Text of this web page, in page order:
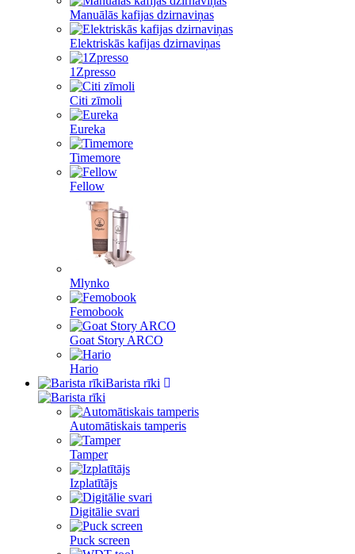
Manuālās kafijas dzirnaviņas
Elektriskās kafijas dzirnaviņas
1Zpresso
Citi zīmoli
Eureka
Timemore
Fellow
Mlynko
Femobook
Goat Story ARCO
Hario
Barista rīki
Automātiskais tamperis
Tamper
Izplatītājs
Digitālie svari
Puck screen